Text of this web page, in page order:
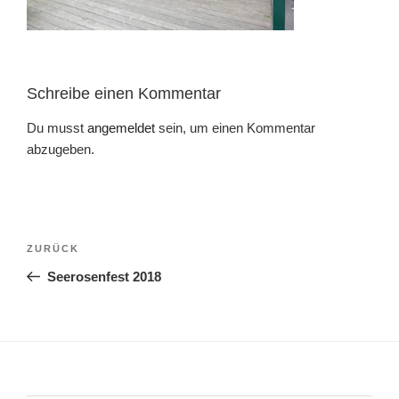
Schreibe einen Kommentar
Du musst angemeldet sein, um einen Kommentar
abzugeben.
Beitragsnavigation
Vorheriger
Beitrag
ZURÜCK
Seerosenfest 2018